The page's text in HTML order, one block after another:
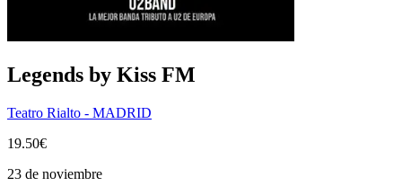
Legends by Kiss FM
Teatro Rialto - MADRID
19.50€
23 de noviembre